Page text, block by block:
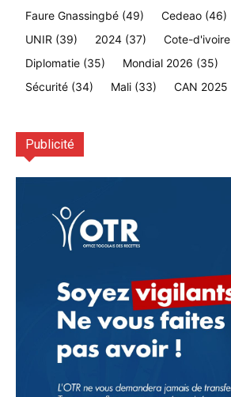
Faure Gnassingbé (49) Cedeao (46)
UNIR (39) 2024 (37) Cote-d'ivoire
Diplomatie (35) Mondial 2026 (35)
Sécurité (34) Mali (33) CAN 2025
Publicité